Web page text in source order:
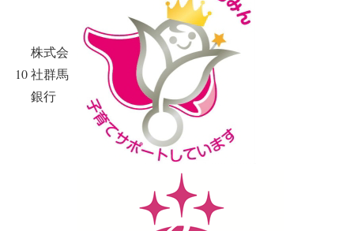
10
株式会
社群馬
銀行